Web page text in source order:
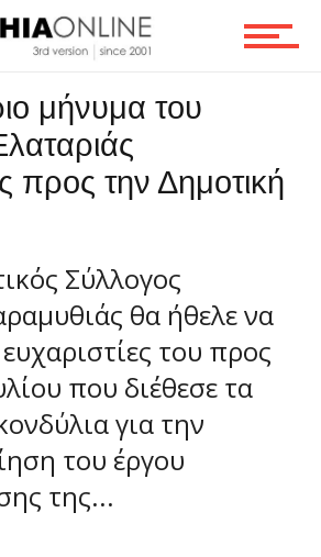
μήνυμα του
προς την Δημοτική
Σύλλογος
θα ήθελε να
του προς
που διέθεσε τα
για την
του έργου
της...